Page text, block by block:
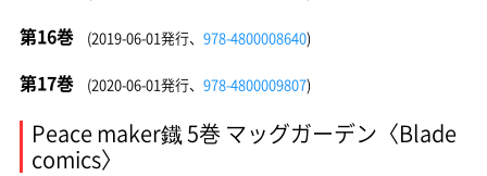
第16巻 (2019-06-01発行、 978-4800008640)
第17巻 (2020-06-01発行、 978-4800009807)
Peace maker鐡 5巻 マッグガーデン〈Blade
comics〉